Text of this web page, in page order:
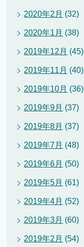
2020年2月 (32)
2020年1月 (38)
2019年12月 (45)
2019年11月 (40)
2019年10月 (36)
2019年9月 (37)
2019年8月 (37)
2019年7月 (48)
2019年6月 (50)
2019年5月 (61)
2019年4月 (52)
2019年3月 (60)
2019年2月 (54)